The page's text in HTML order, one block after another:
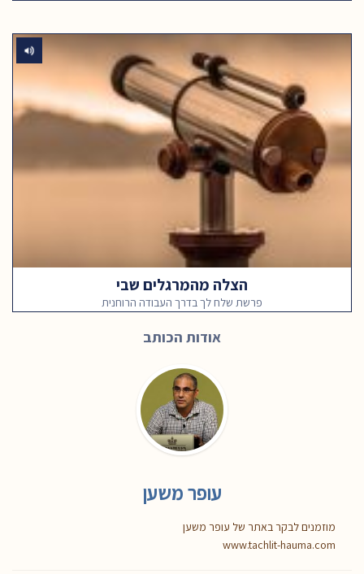
הצלה מהמרגלים שבי
פרשת שלח לך בדרך העבודה הרוחנית
אודות הכותב
עופר משען
מוזמנים לבקר באתר של עופר משען
www.tachlit-hauma.com